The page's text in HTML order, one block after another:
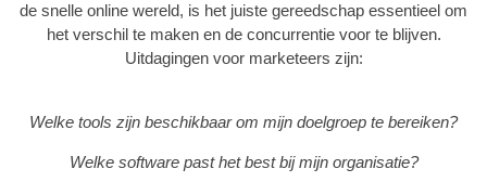
de snelle online wereld, is het juiste gereedschap essentieel om
het verschil te maken en de concurrentie voor te blijven.
Uitdagingen voor marketeers zijn:
Welke tools zijn beschikbaar om mijn doelgroep te bereiken?
Welke software past het best bij mijn organisatie?